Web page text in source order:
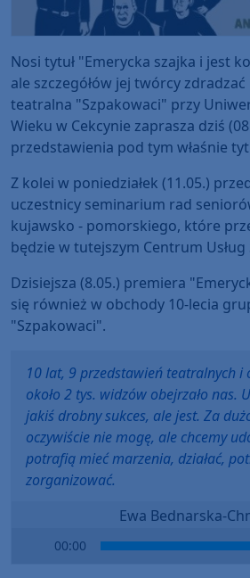
Nosi tytuł "Emerycka szajka i jest
ale szczegółów jej twórcy
teatralna "Szpakowaci" przy
Wieku w Cekcynie zaprasza dziś
przedstawienia pod tym właśnie
Z kolei w poniedziałek (11.05.)
uczestnicy seminarium rad
kujawsko - pomorskiego, które
będzie w tutejszym Centrum Usług
Dzisiejsza (8.05.) premiera
się również w obchody 10-lecia
"Szpakowaci".
10 lat, 9 przedstawień teatralnych i
około 2 tys. widzów obejrzało nas.
jakiś drobny sukces, ale jest. Za
oczywiście nie mogę, ale chcemy
potrafią mieć marzenia, działać,
zorganizować.
Ewa Bednarska-
00:00